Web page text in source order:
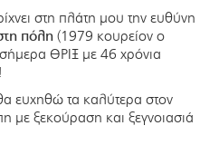
στη πλάτη μου την ευθύνη
πόλη (1979 κουρείον ο
ΘΡΙΞ με 46 χρόνια
ευχηθώ τα καλύτερα στον
ξεκούραση και ξεγνοιασιά